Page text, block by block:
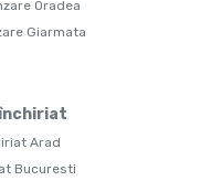
Oradea
Giarmata
Arad
Bucuresti